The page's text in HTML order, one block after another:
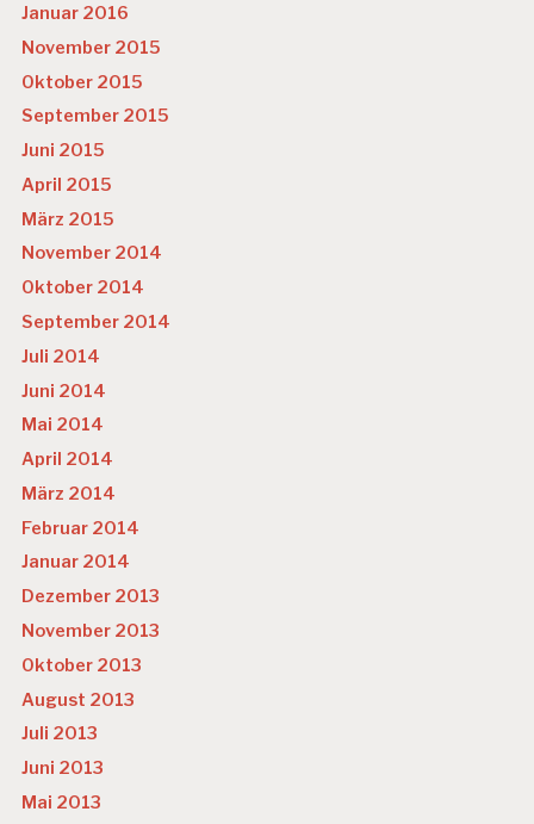
Januar 2016
November 2015
Oktober 2015
September 2015
Juni 2015
April 2015
März 2015
November 2014
Oktober 2014
September 2014
Juli 2014
Juni 2014
Mai 2014
April 2014
März 2014
Februar 2014
Januar 2014
Dezember 2013
November 2013
Oktober 2013
August 2013
Juli 2013
Juni 2013
Mai 2013